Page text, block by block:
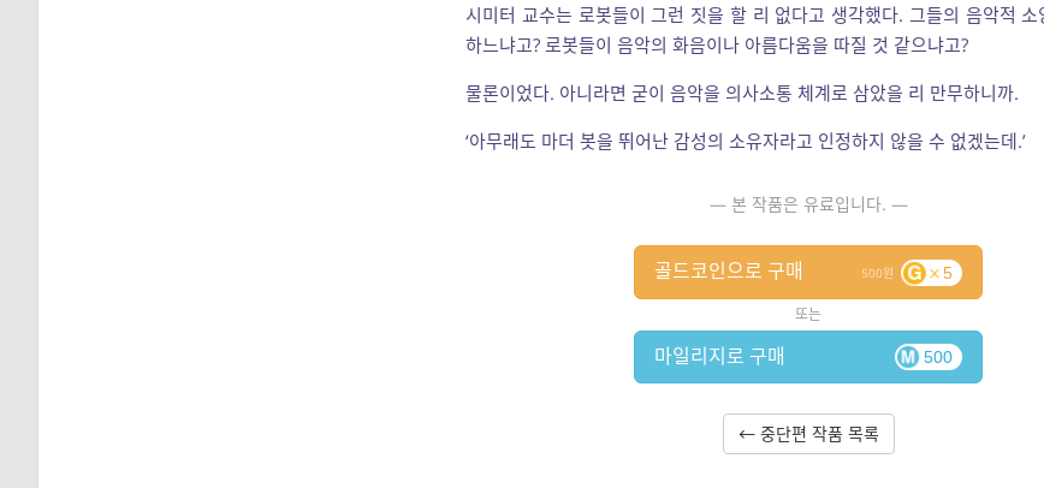
시미터 교수는 로봇들이 그런 짓을 할 리 없다고 생각했다. 그들의 음악적
하느냐고? 로봇들이 음악의 화음이나 아름다움을 따질 것 같으냐고?
물론이었다. 아니라면 굳이 음악을 의사소통 체계로 삼았을 리 만무하니까.
‘아무래도 마더 봇을 뛰어난 감성의 소유자라고 인정하지 않을 수 없겠는데.’
— 본 작품은 유료입니다. —
500 5
골드코인으로 구매
또는
500
마일리지로 구매
← 중단편 작품 목록